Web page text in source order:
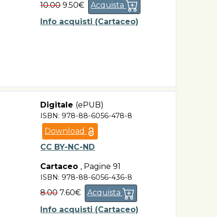
10.009.50€
Acquista
Info acquisti (Cartaceo)
Digitale (ePUB)
ISBN: 978-88-6056-478-8
Download
CC BY-NC-ND
Cartaceo , Pagine 91
ISBN: 978-88-6056-436-8
8.007.60€
Acquista
Info acquisti (Cartaceo)